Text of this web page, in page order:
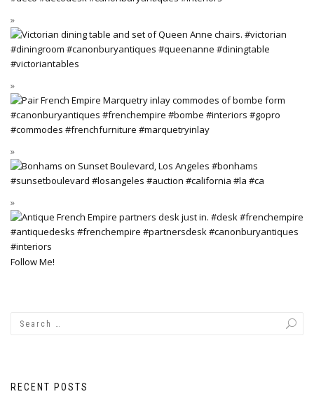
Follow Me!
RECENT POSTS